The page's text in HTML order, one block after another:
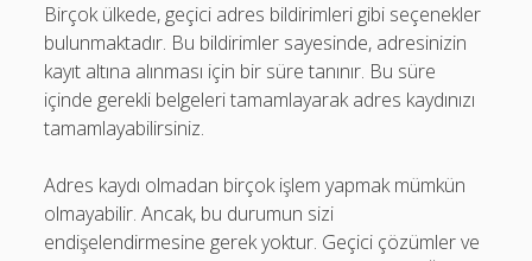
Birçok ülkede, geçici adres bildirimleri gibi seçenekler
bulunmaktadır. Bu bildirimler sayesinde, adresinizin
kayıt altına alınması için bir süre tanınır. Bu süre
içinde gerekli belgeleri tamamlayarak adres kaydınızı
tamamlayabilirsiniz.
Adres kaydı olmadan birçok işlem yapmak mümkün
olmayabilir. Ancak, bu durumun sizi
endişelendirmesine gerek yoktur. Geçici çözümler ve